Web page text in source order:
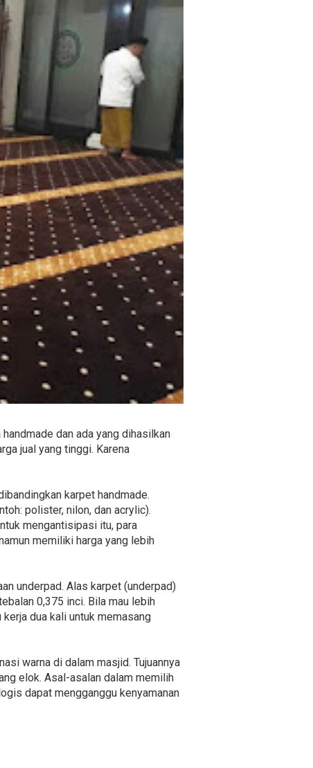
dan ada yang dihasilkan
jual yang tinggi. Karena
karpet handmade.
polister, nilon, dan acrylic).
mengantisipasi itu, para
memiliki harga yang lebih
underpad. Alas karpet (underpad)
0,375 inci. Bila mau lebih
dua kali untuk memasang
warna di dalam masjid. Tujuannya
elok. Asal-asalan dalam memilih
dapat mengganggu kenyamanan